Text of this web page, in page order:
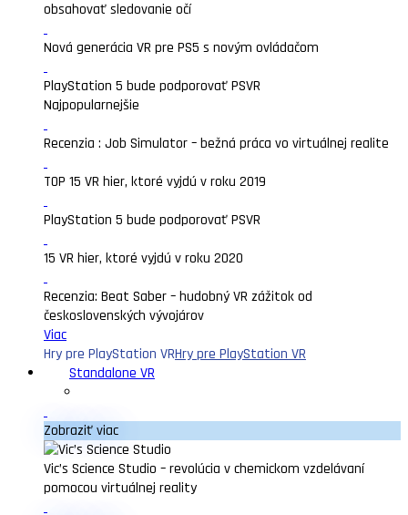
obsahovať sledovanie očí
Nová generácia VR pre PS5 s novým ovládačom
PlayStation 5 bude podporovať PSVR
Najpopularnejšie
Recenzia : Job Simulator – bežná práca vo virtuálnej realite
TOP 15 VR hier, ktoré vyjdú v roku 2019
PlayStation 5 bude podporovať PSVR
15 VR hier, ktoré vyjdú v roku 2020
Recenzia: Beat Saber – hudobný VR zážitok od
československých vývojárov
Viac
Hry pre PlayStation VRHry pre PlayStation VR
Standalone VR
Zobraziť viac
Vic’s Science Studio – revolúcia v chemickom vzdelávaní
pomocou virtuálnej reality